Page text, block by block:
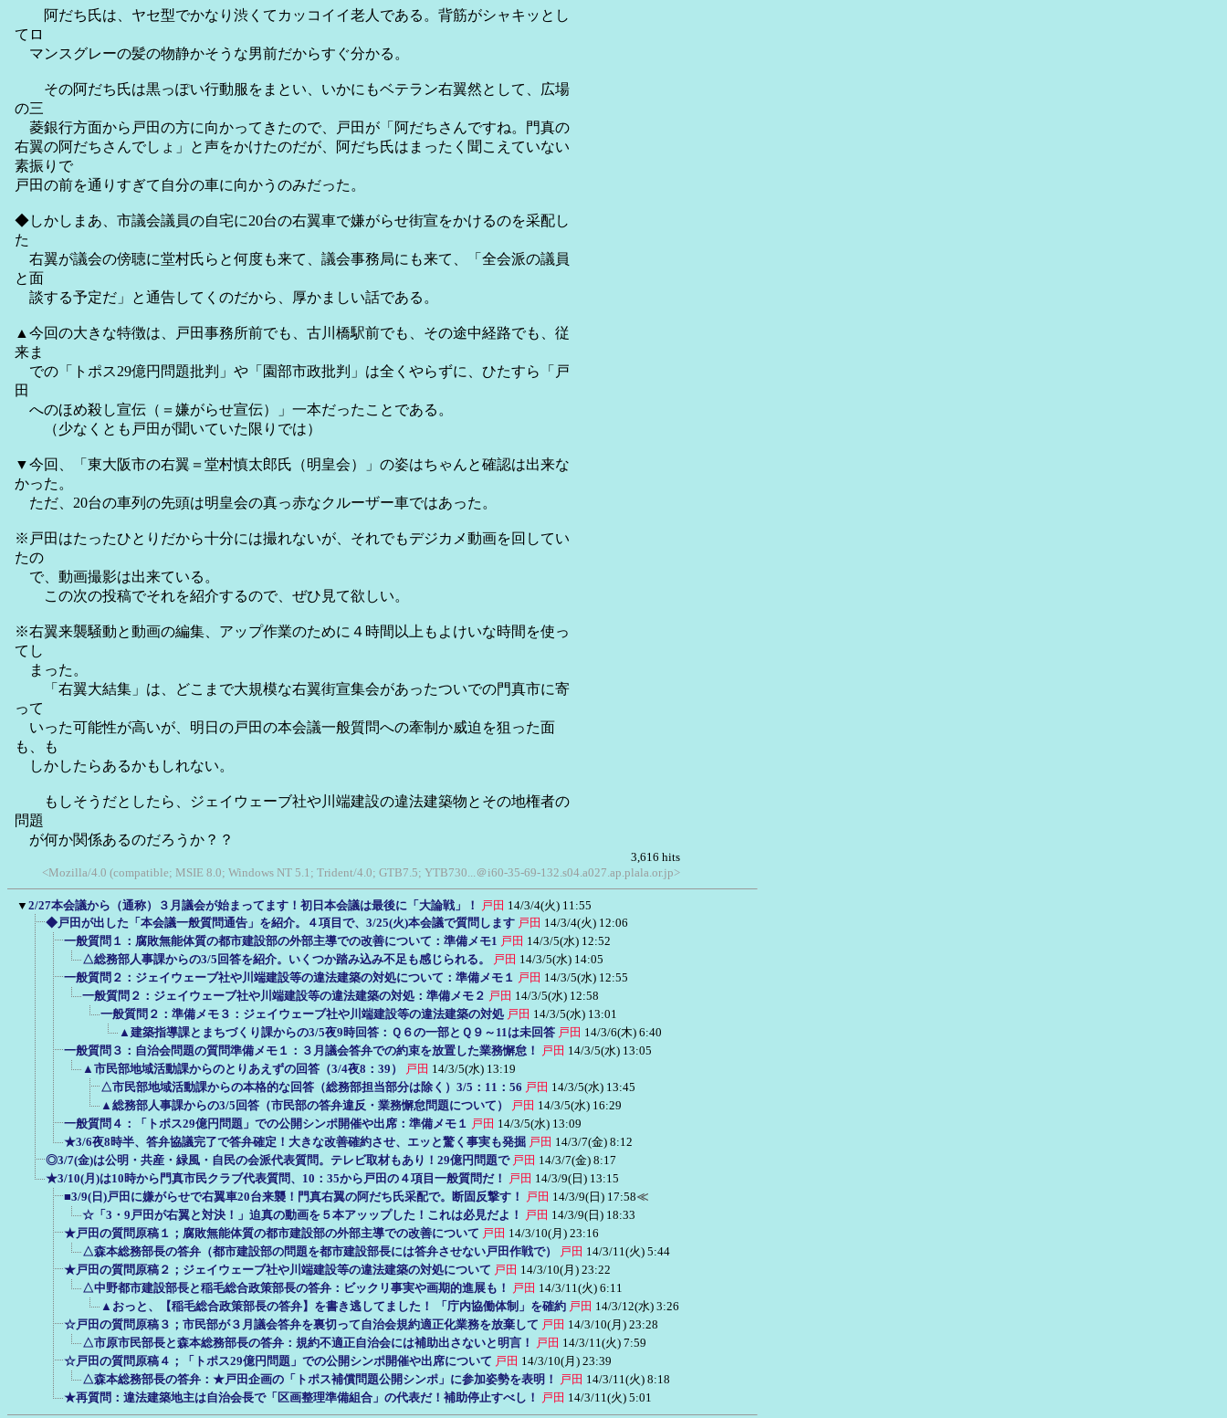
阿だち氏は、ヤセ型でかなり渋くてカッコイイ老人である。背筋がシャキッとし
てロ
マンスグレーの髪の物静かそうな男前だからすぐ分かる。
その阿だち氏は黒っぽい行動服をまとい、いかにもベテラン右翼然として、広場
の三
菱銀行方面から戸田の方に向かってきたので、戸田が「阿だちさんですね。門真の
右翼の阿だちさんでしょ」と声をかけたのだが、阿だち氏はまったく聞こえていない
素振りで
戸田の前を通りすぎて自分の車に向かうのみだった。
◆しかしまあ、市議会議員の自宅に20台の右翼車で嫌がらせ街宣をかけるのを采配し
た
右翼が議会の傍聴に堂村氏らと何度も来て、議会事務局にも来て、「全会派の議員
と面
談する予定だ」と通告してくのだから、厚かましい話である。
▲今回の大きな特徴は、戸田事務所前でも、古川橋駅前でも、その途中経路でも、従
来ま
での「トポス29億円問題批判」や「園部市政批判」は全くやらずに、ひたすら「戸
田
へのほめ殺し宣伝（＝嫌がらせ宣伝）」一本だったことである。
（少なくとも戸田が聞いていた限りでは）
▼今回、「東大阪市の右翼＝堂村慎太郎氏（明皇会）」の姿はちゃんと確認は出来な
かった。
ただ、20台の車列の先頭は明皇会の真っ赤なクルーザー車ではあった。
※戸田はたったひとりだから十分には撮れないが、それでもデジカメ動画を回してい
たの
で、動画撮影は出来ている。
この次の投稿でそれを紹介するので、ぜひ見て欲しい。
※右翼来襲騒動と動画の編集、アップ作業のために４時間以上もよけいな時間を使っ
てし
まった。
「右翼大結集」は、どこまで大規模な右翼街宣集会があったついでの門真市に寄
って
いった可能性が高いが、明日の戸田の本会議一般質問への牽制か威迫を狙った面
も、も
しかしたらあるかもしれない。
もしそうだとしたら、ジェイウェーブ社や川端建設の違法建築物とその地権者の
問題
が何か関係あるのだろうか？？
3,616 hits
<Mozilla/4.0 (compatible; MSIE 8.0; Windows NT 5.1; Trident/4.0; GTB7.5; YTB730...＠i60-35-69-132.s04.a027.ap.plala.or.jp>
▼ 2/27本会議から（通称）３月議会が始まってます！初日本会議は最後に「大論戦」！ 戸田 14/3/4(火) 11:55
◆戸田が出した「本会議一般質問通告」を紹介。４項目で、3/25(火)本会議で質問します 戸田 14/3/4(火) 12:06
一般質問１：腐敗無能体質の都市建設部の外部主導での改善について：準備メモ1 戸田 14/3/5(水) 12:52
△総務部人事課からの3/5回答を紹介。いくつか踏み込み不足も感じられる。
戸田 14/3/5(水) 14:05
一般質問２：ジェイウェーブ社や川端建設等の違法建築の対処について：準備メモ１ 戸田 14/3/5(水) 12:55
一般質問２：ジェイウェーブ社や川端建設等の違法建築の対処：準備メモ２ 戸田 14/3/5(水) 12:58
一般質問２：準備メモ３：ジェイウェーブ社や川端建設等の違法建築の対処 戸田 14/3/5(水) 13:01
▲建築指導課とまちづくり課からの3/5夜9時回答：Ｑ６の一部とＱ９～11は未回答 戸田 14/3/6(木) 6:40
一般質問３：自治会問題の質問準備メモ１：３月議会答弁での約束を放置した業務懈怠！
戸田 14/3/5(水) 13:05
▲市民部地域活動課からのとりあえずの回答（3/4夜8：39）
戸田 14/3/5(水) 13:19
△市民部地域活動課からの本格的な回答（総務部担当部分は除く）3/5：11：56 戸田 14/3/5(水) 13:45
▲総務部人事課からの3/5回答（市民部の答弁違反・業務懈怠問題について）
戸田 14/3/5(水) 16:29
一般質問４：「トポス29億円問題」での公開シンポ開催や出席：準備メモ１ 戸田 14/3/5(水) 13:09
★3/6夜8時半、答弁協議完了で答弁確定！大きな改善確約させ、エッと驚く事実も発掘 戸田 14/3/7(金) 8:12
◎3/7(金)は公明・共産・緑風・自民の会派代表質問。テレビ取材もあり！29億円問題で 戸田 14/3/7(金) 8:17
★3/10(月)は10時から門真市民クラブ代表質問、10：35から戸田の４項目一般質問だ！
戸田 14/3/9(日) 13:15
■3/9(日)戸田に嫌がらせで右翼車20台来襲！門真右翼の阿だち氏采配で。断固反撃す！
戸田 14/3/9(日) 17:58≪
☆「3・9戸田が右翼と対決！」迫真の動画を５本アッップした！これは必見だよ！
戸田 14/3/9(日) 18:33
★戸田の質問原稿１；腐敗無能体質の都市建設部の外部主導での改善について 戸田 14/3/10(月) 23:16
△森本総務部長の答弁（都市建設部の問題を都市建設部長には答弁させない戸田作戦で）
戸田 14/3/11(火) 5:44
★戸田の質問原稿２；ジェイウェーブ社や川端建設等の違法建築の対処について 戸田 14/3/10(月) 23:22
△中野都市建設部長と稲毛総合政策部長の答弁：ビックリ事実や画期的進展も！
戸田 14/3/11(火) 6:11
▲おっと、【稲毛総合政策部長の答弁】を書き逃してました！ 「庁内協働体制」を確約 戸田 14/3/12(水) 3:26
☆戸田の質問原稿３；市民部が３月議会答弁を裏切って自治会規約適正化業務を放棄して 戸田 14/3/10(月) 23:28
△市原市民部長と森本総務部長の答弁：規約不適正自治会には補助出さないと明言！
戸田 14/3/11(火) 7:59
☆戸田の質問原稿４；「トポス29億円問題」での公開シンポ開催や出席について 戸田 14/3/10(月) 23:39
△森本総務部長の答弁：★戸田企画の「トポス補償問題公開シンポ」に参加姿勢を表明！
戸田 14/3/11(火) 8:18
★再質問：違法建築地主は自治会長で「区画整理準備組合」の代表だ！補助停止すべし！
戸田 14/3/11(火) 5:01